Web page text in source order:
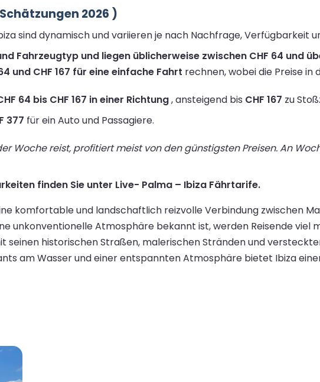
2026 )
sind dynamisch und variieren je nach Nachfrage, Verfügbarkeit
Fahrzeugtyp und liegen üblicherweise zwischen CHF 64 und
und CHF 167 für eine einfache Fahrt rechnen, wobei die Preise in
64 bis CHF 167 in einer Richtung, ansteigend bis CHF 167 zu
377 für ein Auto und Passagiere.
Woche reist, profitiert meist von den günstigsten Preisen. An
finden Sie unter Live- Palma – Ibiza Fährtarife.
komfortable und landschaftlich reizvolle Verbindung zwischen
unkonventionelle Atmosphäre bekannt ist, werden Reisende viel
seinen historischen Straßen, malerischen Stränden und
am Wasser und einer entspannten Atmosphäre bietet Ibiza